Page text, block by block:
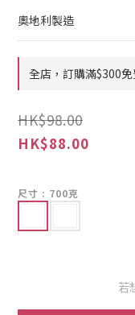
奧地利製造
全店，訂購滿$300
HK$98.00
HK$88.00
尺寸 : 700克
若